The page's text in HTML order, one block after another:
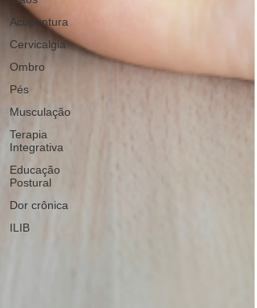
Acupuntura
Cervicalgia
Ombro
Pés
Musculação
Terapia
Integrativa
Educação
Postural
Dor crônica
ILIB